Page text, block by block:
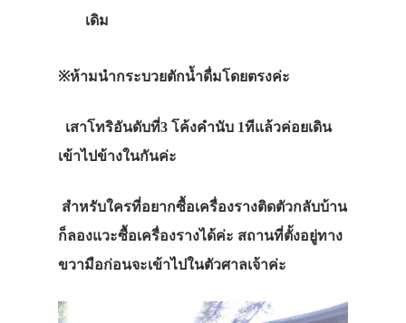
เดิม
※ห้ามนำกระบวยตักน้ำดื่มโดยตรงค่ะ
เสาโทริอันดับที่3 โค้งคำนับ 1ทีแล้วค่อยเดิน
เข้าไปข้างในกันค่ะ
สำหรับใครที่อยากซื้อเครื่องรางติดตัวกลับบ้าน
ก็ลองแวะซื้อเครื่องรางได้ค่ะ สถานที่ตั้งอยู่ทาง
ขวามือก่อนจะเข้าไปในตัวศาลเจ้าค่ะ